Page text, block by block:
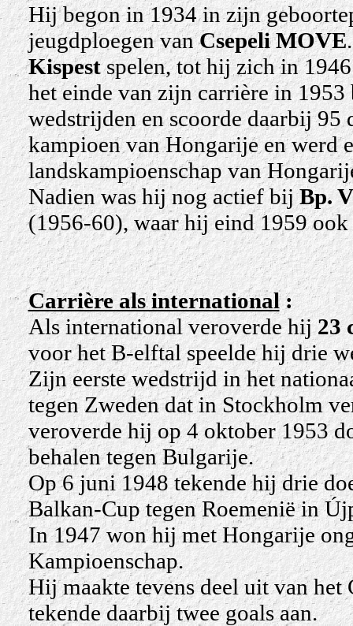
Hij begon in 1934 in zijn
jeugdploegen vanCsepeli MOVE
Kispestspelen, tot hij zich in
het einde van zijn carrière in
wedstrijden en scoorde daarbij
kampioen van Hongarije en werd
landskampioenschap van
Nadien was hij nog actief bijBp.
(1956-60), waar hij eind 1959
Carrière als international:
Als international veroverde hij23
voor het B-elftal speelde hij drie
Zijn eerste wedstrijd in het
tegen Zweden dat in Stockholm
veroverde hij op 4 oktober 1953
behalen tegen Bulgarije.
Op 6 juni 1948 tekende hij drie
Balkan-Cup tegen Roemenië in
In 1947 won hij met Hongarije
Kampioenschap.
Hij maakte tevens deel uit van
tekende daarbij twee goals aan.